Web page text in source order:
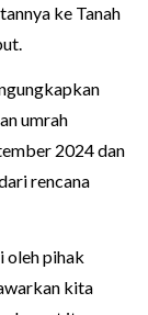
ke Tanah
umrah
2024 dan
rencana
oleh pihak
kita